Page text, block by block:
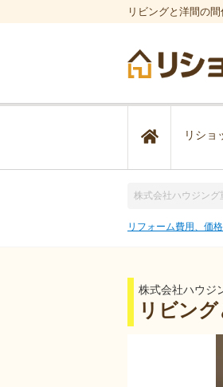
リビングと洋間の
リショ
株式会社ハウジング
リフォーム費用、価
株式会社ハウジ
リビン